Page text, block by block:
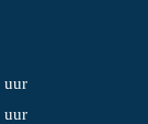
uur
uur